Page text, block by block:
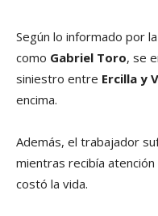
Según lo informado por
como Gabriel Toro, se
siniestro entre Ercilla y
encima.
Además, el trabajador
mientras recibía
costó la vida.